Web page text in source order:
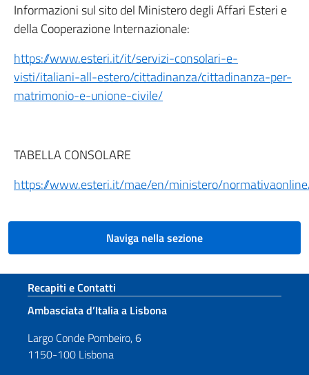
Informazioni sul sito del Ministero degli Affari Esteri e
della Cooperazione Internazionale:
https://www.esteri.it/it/servizi-consolari-e-
visti/italiani-all-estero/cittadinanza/cittadinanza-per-
matrimonio-e-unione-civile/
TABELLA CONSOLARE
https://www.esteri.it/mae/en/ministero/
Naviga nella sezione
Sezione footer
Recapiti e Contatti
Ambasciata d’Italia a Lisbona
Largo Conde Pombeiro, 6
1150-100 Lisbona